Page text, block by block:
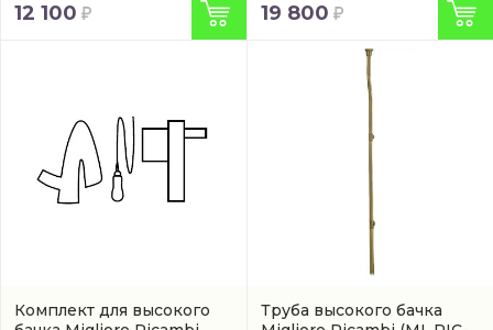
12 100 19 800
Комплект для высокого
Труба высокого бачка